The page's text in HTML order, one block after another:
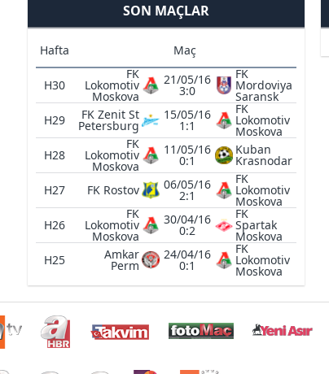
SON MAÇLAR
Hafta Maç
H30
FK
Lokomotiv
Moskova
21/05/16
3:0
FK
Mordoviya
Saransk
H29
FK Zenit St
Petersburg
15/05/16
1:1
FK
Lokomotiv
Moskova
H28
FK
Lokomotiv
Moskova
11/05/16
0:1
Kuban
Krasnodar
H27
FK Rostov 06/05/16
2:1
FK
Lokomotiv
Moskova
H26
FK
Lokomotiv
Moskova
30/04/16
0:2
FK
Spartak
Moskova
H25
Amkar
Perm
24/04/16
0:1
FK
Lokomotiv
Moskova